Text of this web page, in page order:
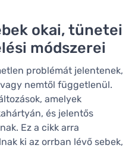
okai, tünetei
módszerei
problémát jelentenek,
nemtől függetlenül.
amelyek
és jelentős
Ez a cikk arra
ki az orrban lévő sebek,